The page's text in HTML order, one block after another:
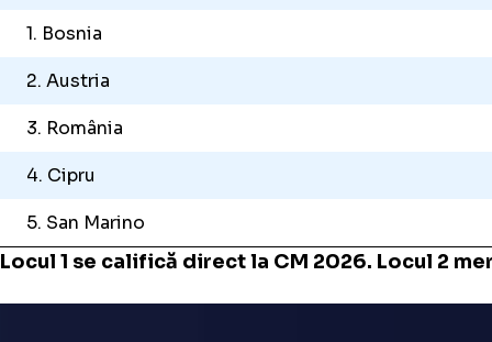
1. Bosnia
2. Austria
3. România
4. Cipru
5. San Marino
Locul 1 se califică direct la CM 2026. Locul 2